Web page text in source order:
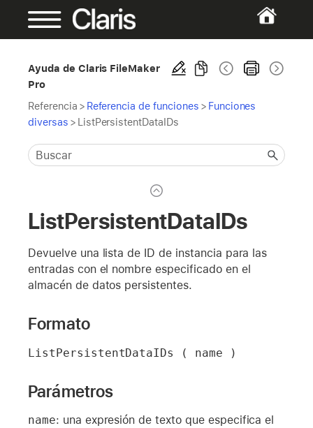
Ayuda de Claris FileMaker
Pro
Referencia > Referencia de funciones > Funciones
diversas > ListPersistentDataIDs
ListPersistentDataIDs
Devuelve una lista de ID de instancia para las
entradas con el nombre especificado en el
almacén de datos persistentes.
Formato
ListPersistentDataIDs ( name )
Parámetros
name: una expresión de texto que especifica el